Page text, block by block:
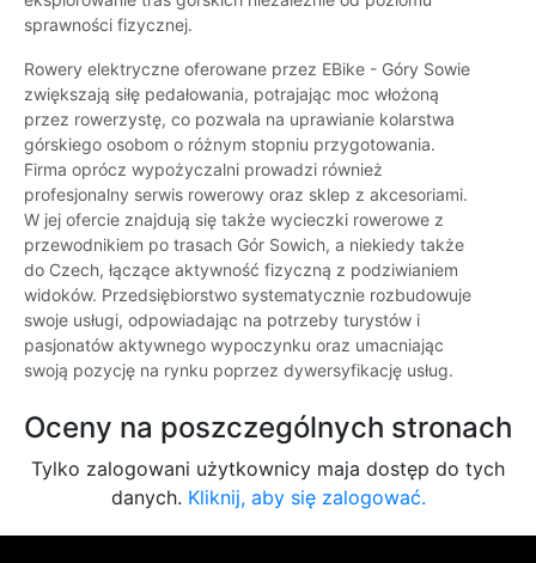
sprawności fizycznej.
Rowery elektryczne oferowane przez EBike - Góry Sowie
zwiększają siłę pedałowania, potrajając moc włożoną
przez rowerzystę, co pozwala na uprawianie kolarstwa
górskiego osobom o różnym stopniu przygotowania.
Firma oprócz wypożyczalni prowadzi również
profesjonalny serwis rowerowy oraz sklep z akcesoriami.
W jej ofercie znajdują się także wycieczki rowerowe z
przewodnikiem po trasach Gór Sowich, a niekiedy także
do Czech, łączące aktywność fizyczną z podziwianiem
widoków. Przedsiębiorstwo systematycznie rozbudowuje
swoje usługi, odpowiadając na potrzeby turystów i
pasjonatów aktywnego wypoczynku oraz umacniając
swoją pozycję na rynku poprzez dywersyfikację usług.
Oceny na poszczególnych stronach
Tylko zalogowani użytkownicy maja dostęp do tych
danych. Kliknij, aby się zalogować.